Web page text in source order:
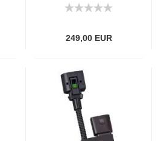
249,00 EUR